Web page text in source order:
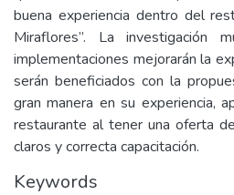
buena experiencia dentro del
Miraflores”. La investigación
implementaciones mejorarán la
serán beneficiados con la
gran manera en su experiencia,
restaurante al tener una oferta
claros y correcta capacitación.
Keywords